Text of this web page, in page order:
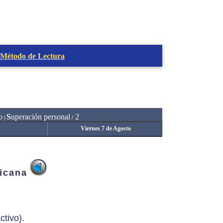
de Lectura
| Superación personal / 2
Viernes 7 de Agosto